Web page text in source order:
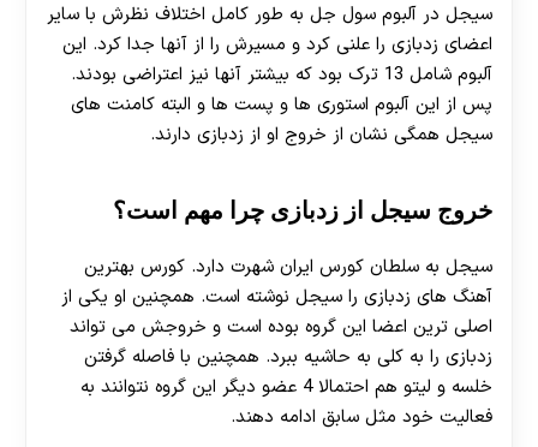
سیجل در آلبوم سول‌ جل به طور کامل اختلاف نظرش با سایر
اعضای زدبازی را علنی کرد و مسیرش را از آنها جدا کرد. این
آلبوم شامل 13 ترک بود که بیشتر آنها نیز اعتراضی بودند.
پس از این آلبوم استوری ها و پست ها و البته کامنت های
سیجل همگی نشان از خروج او از زدبازی دارند.
خروج سیجل از زدبازی چرا مهم است؟
سیجل به سلطان کورس ایران شهرت دارد. کورس بهترین
آهنگ های زدبازی را سیجل نوشته است. همچنین او یکی از
اصلی ترین اعضا این گروه بوده است و خروجش می تواند
زدبازی را به کلی به حاشیه ببرد. همچنین با فاصله گرفتن
خلسه و لیتو هم احتمالا 4 عضو دیگر این گروه نتوانند به
فعالیت خود مثل سابق ادامه دهند.